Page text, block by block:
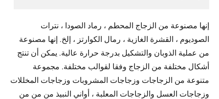
إنها مصنوعة من الزجاج المحطم ، رماد الصودا ، نترات
الصوديوم ، القشرة الغازية ، رمال الكوارتز ، إلخ. إنها مصنوعة
من عملية الذوبان والتشكيل بدرجة حرارة عالية. يمكن أن تنتج
أشكال مختلفة من الزجاج وفقا لقوالب مختلفة. مجموعة
متنوعة من الزجاجات وزجاجات المشروبات وزجاجات المخللات
وزجاجات العسل والزجاجات المعلبة ، أواني النبيذ من من من